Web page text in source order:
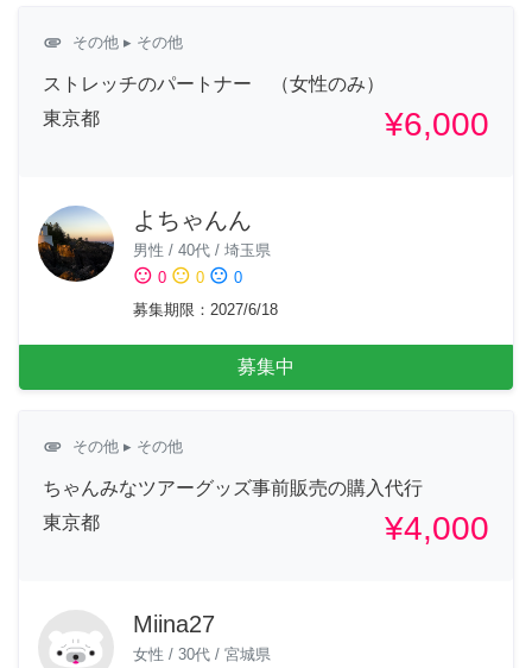
attachment その他 ▸ その他
ストレッチのパートナー （女性のみ）
東京都
¥6,000
よちゃんん
男性 / 40代 / 埼玉県
sentiment_satisfied 0 sentiment_neutral 0 sentiment_dissatisfied 0
募集期限 ： 2027/6/18
募集中
attachment その他 ▸ その他
ちゃんみなツアーグッズ事前販売の購入代行
東京都
¥4,000
Miina27
女性 / 30代 / 宮城県